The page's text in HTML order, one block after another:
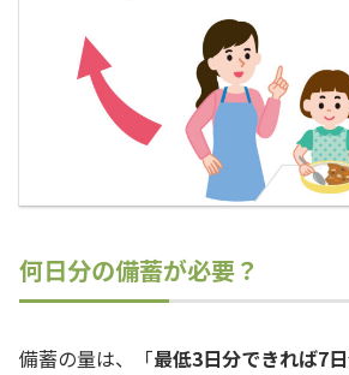
何日分の備蓄が必要？
備蓄の量は、「最低3日分できれば7